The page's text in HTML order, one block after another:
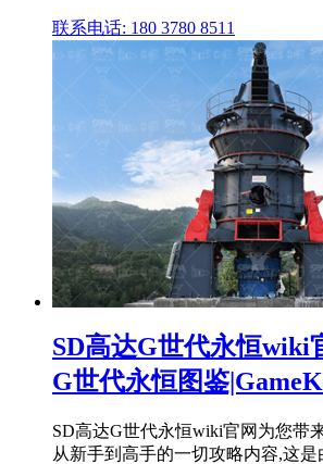
联系电话: 180 3780 8511
SD高达G世代永恒wiki
G世代永恒图鉴
SD高达G世代永恒wiki官网为您带
从新手到高手的一切攻略内容,这